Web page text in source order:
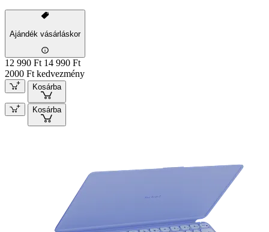
Ajándék vásárláskor
12 990 Ft 14 990 Ft
2000 Ft kedvezmény
Kosárba
Kosárba